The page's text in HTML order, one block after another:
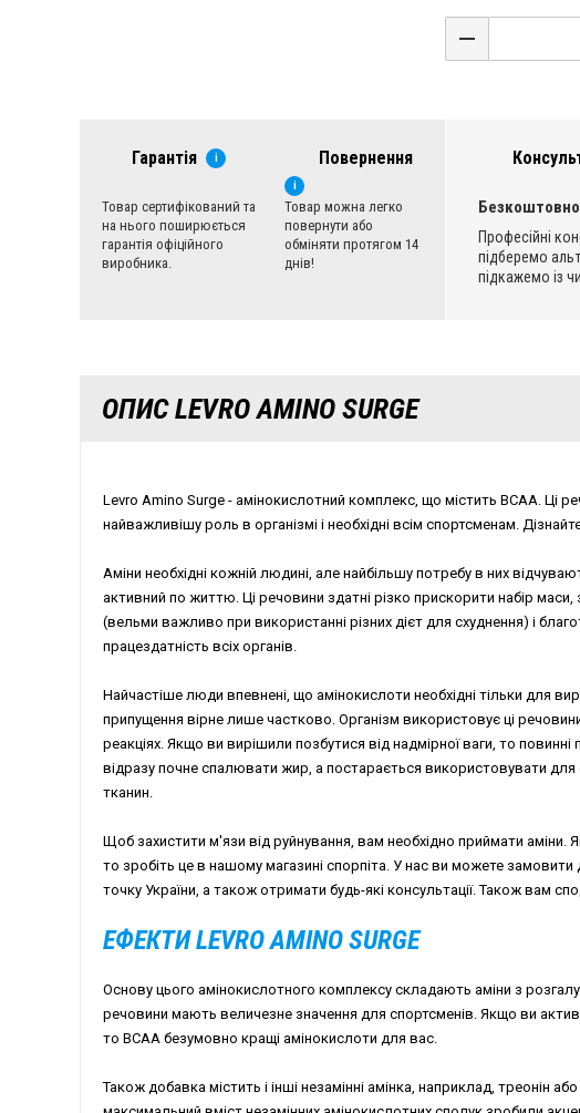
Гарантія i
Товар сертифікований та
на нього поширюється
гарантія офіційного
виробника.
Повернення
i
Товар можна легко
повернути або
обміняти протягом 14
днів!
Безкоштовно
Професійні
підберемо
підкажемо із
ОПИС LEVRO AMINO SURGE
Levro Amino Surge - амінокислотний комплекс, що містить ВСАА. Ці
найважливішу роль в організмі і необхідні всім спортсменам.
Аміни необхідні кожній людині, але найбільшу потребу в них
активний по життю. Ці речовини здатні різко прискорити набір маси,
(вельми важливо при використанні різних дієт для схуднення) і
працездатність всіх органів.
Найчастіше люди впевнені, що амінокислоти необхідні тільки для
припущення вірне лише частково. Організм використовує ці речовини
реакціях. Якщо ви вирішили позбутися від надмірної ваги, то
відразу почне спалювати жир, а постарається використовувати для
тканин.
Щоб захистити м'язи від руйнування, вам необхідно приймати аміни.
то зробіть це в нашому магазині спорпіта. У нас ви можете
точку України, а також отримати будь-які консультації. Також вам
ЕФЕКТИ LEVRO AMINO SURGE
Основу цього амінокислотного комплексу складають аміни з
речовини мають величезне значення для спортсменів. Якщо ви
то ВСАА безумовно кращі амінокислоти для вас.
Також добавка містить і інші незамінні амінка, наприклад, треонін